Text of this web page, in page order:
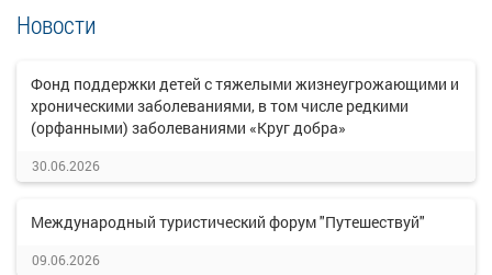
Новости
Фонд поддержки детей с тяжелыми жизнеугрожающими и
хроническими заболеваниями, в том числе редкими
(орфанными) заболеваниями «Круг добра»
30.06.2026
Международный туристический форум "Путешествуй"
09.06.2026